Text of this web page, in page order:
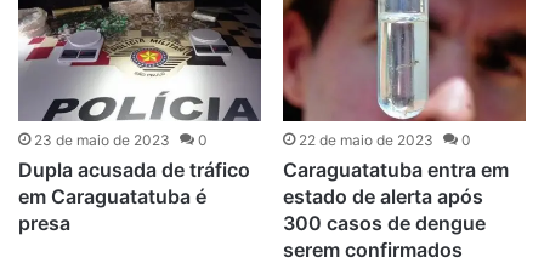
23 de maio de 2023 0
Dupla acusada de tráfico
em Caraguatatuba é
presa
22 de maio de 2023 0
Caraguatatuba entra em
estado de alerta após
300 casos de dengue
serem confirmados